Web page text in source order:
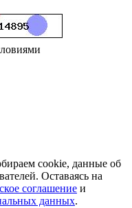
cookie, данные об
Оставаясь на
соглашение и
данных.